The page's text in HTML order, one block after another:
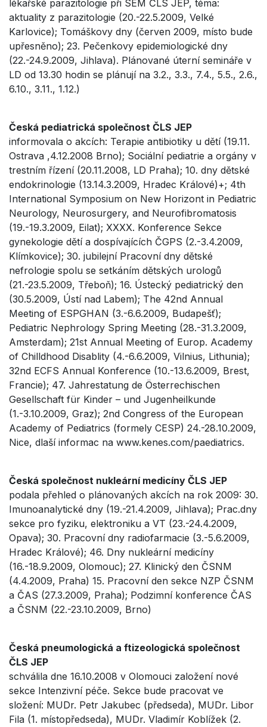
lékařské parazitologie při SEM ČLS JEP, téma:
aktuality z parazitologie (20.-22.5.2009, Velké
Karlovice); Tomáškovy dny (červen 2009, místo bude
upřesněno); 23. Pečenkovy epidemiologické dny
(22.-24.9.2009, Jihlava). Plánované úterní semináře v
LD od 13.30 hodin se plánují na 3.2., 3.3., 7.4., 5.5., 2.6.,
6.10., 3.11., 1.12.)
Česká pediatrická společnost ČLS JEP
informovala o akcích: Terapie antibiotiky u dětí (19.11.
Ostrava ,4.12.2008 Brno); Sociální pediatrie a orgány v
trestním řízení (20.11.2008, LD Praha); 10. dny dětské
endokrinologie (13.14.3.2009, Hradec Králové)+; 4th
International Symposium on New Horizont in Pediatric
Neurology, Neurosurgery, and Neurofibromatosis
(19.-19.3.2009, Eilat); XXXX. Konference Sekce
gynekologie dětí a dospívajících ČGPS (2.-3.4.2009,
Klímkovice); 30. jubilejní Pracovní dny dětské
nefrologie spolu se setkáním dětských urologů
(21.-23.5.2009, Třeboň); 16. Ústecký pediatrický den
(30.5.2009, Ústí nad Labem); The 42nd Annual
Meeting of ESPGHAN (3.-6.6.2009, Budapešť);
Pediatric Nephrology Spring Meeting (28.-31.3.2009,
Amsterdam); 21st Annual Meeting of Europ. Academy
of Chilldhood Disablity (4.-6.6.2009, Vilnius, Lithunia);
32nd ECFS Annual Konference (10.-13.6.2009, Brest,
Francie); 47. Jahrestatung de Österrechischen
Gesellschaft für Kinder – und Jugenheilkunde
(1.-3.10.2009, Graz); 2nd Congress of the European
Academy of Pediatrics (formely CESP) 24.-28.10.2009,
Nice, dlaší informac na www.kenes.com/paediatrics.
Česká společnost nukleární medicíny ČLS JEP
podala přehled o plánovaných akcích na rok 2009: 30.
Imunoanalytické dny (19.-21.4.2009, Jihlava); Prac.dny
sekce pro fyziku, elektroniku a VT (23.-24.4.2009,
Opava); 30. Pracovní dny radiofarmacie (3.-5.6.2009,
Hradec Králové); 46. Dny nukleární medicíny
(16.-18.9.2009, Olomouc); 27. Klinický den ČSNM
(4.4.2009, Praha) 15. Pracovní den sekce NZP ČSNM
a ČAS (27.3.2009, Praha); Podzimní konference ČAS
a ČSNM (22.-23.10.2009, Brno)
Česká pneumologická a ftizeologická společnost
ČLS JEP
schválila dne 16.10.2008 v Olomouci založení nové
sekce Intenzivní péče. Sekce bude pracovat ve
složení: MUDr. Petr Jakubec (předseda), MUDr. Libor
Fila (1. místopředseda), MUDr. Vladimír Koblížek (2.